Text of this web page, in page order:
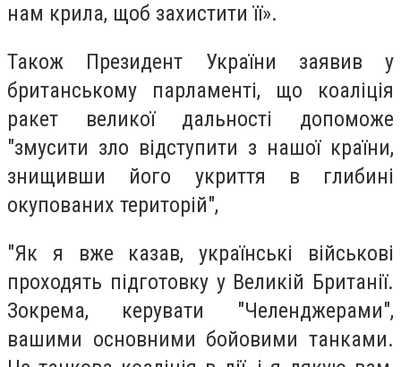
нам крила, щоб захистити її».
Також Президент України заявив у
британському парламенті, що коаліція
ракет великої дальності допоможе
"змусити зло відступити з нашої країни,
знищивши його укриття в глибині
окупованих територій",
"Як я вже казав, українські військові
проходять підготовку у Великій Британії.
Зокрема, керувати "Челенджерами",
вашими основними бойовими танками.